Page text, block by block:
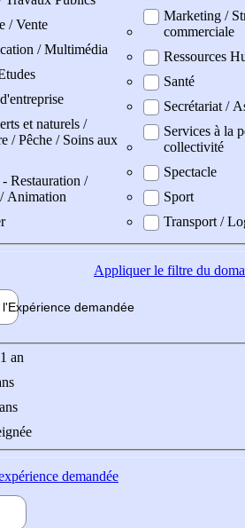
/ Vente
/ Multimédia
et naturels /
/ Pêche / Soins aux
Restauration /
Animation
Marketing /
commerciale
Ressources
Santé
Secrétariat /
Services à la
collectivité
Spectacle
Sport
Transport /
Appliquerle filtre du
Expérience demandée
an
demandée